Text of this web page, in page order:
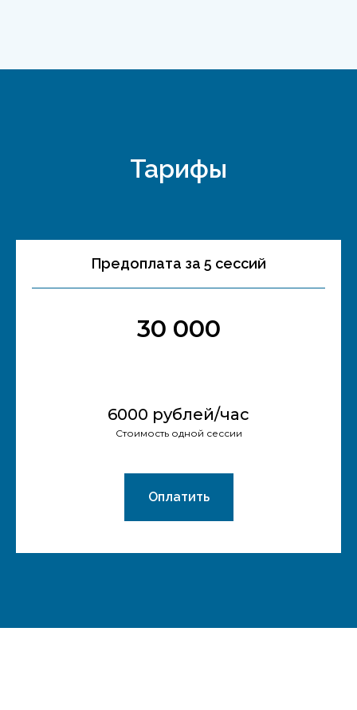
Тарифы
Предоплата за 5 сессий
30 000
6000 рублей/час
Стоимость одной сессии
Оплатить